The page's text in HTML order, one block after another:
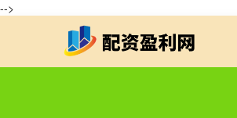
-->